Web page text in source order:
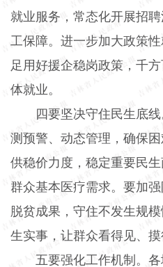
就业服务，常态化开展招
工保障。进一步加大政策
足用好援企稳岗政策，千
体就业。
四要坚决守住民生底
测预警、动态管理，确保
供稳价力度，稳定重要民
群众基本医疗需求。要加
脱贫成果，守住不发生规
生实事，让群众看得见、摸
五要强化工作机制。